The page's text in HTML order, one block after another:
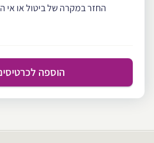
החזר במקרה של ביטול או אי
הוספה